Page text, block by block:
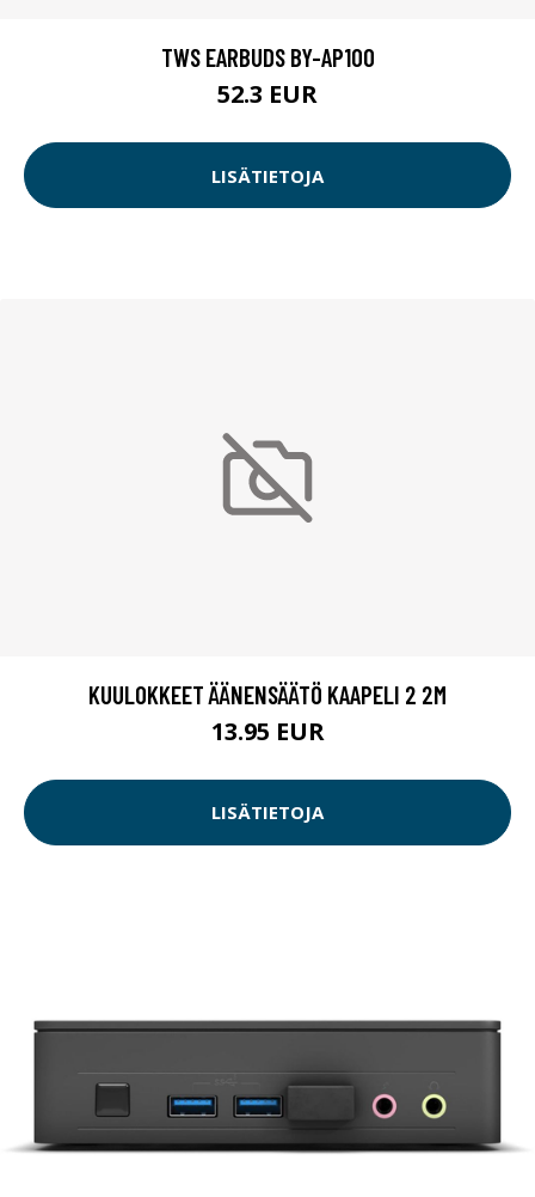
TWS EARBUDS BY-AP100
52.3 EUR
LISÄTIETOJA
KUULOKKEET ÄÄNENSÄÄTÖ KAAPELI 2 2M
13.95 EUR
LISÄTIETOJA